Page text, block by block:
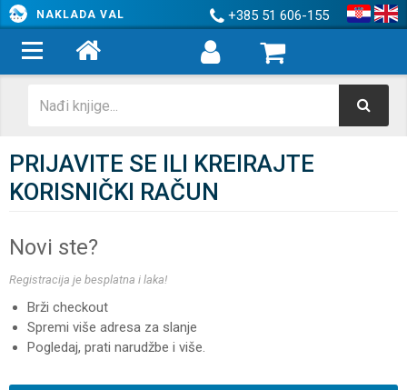
NAKLADA VAL +385 51 606-155
PRIJAVITE SE ILI KREIRAJTE
KORISNIČKI RAČUN
Novi ste?
Registracija je besplatna i laka!
Brži checkout
Spremi više adresa za slanje
Pogledaj, prati narudžbe i više.